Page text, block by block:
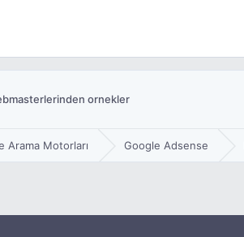
ornekler
Arama Motorları Google Adsense